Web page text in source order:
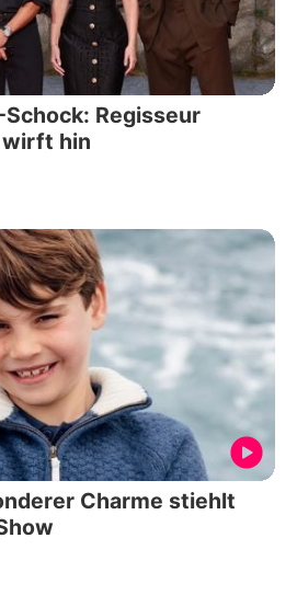
Regisseur
wirft hin
Charme stiehlt